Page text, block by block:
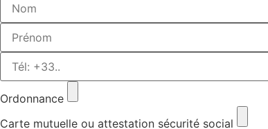
Ordonnance
Carte mutuelle ou attestation sécurité social